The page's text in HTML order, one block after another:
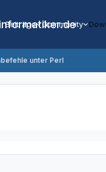
Beiträge Community
unter Perl